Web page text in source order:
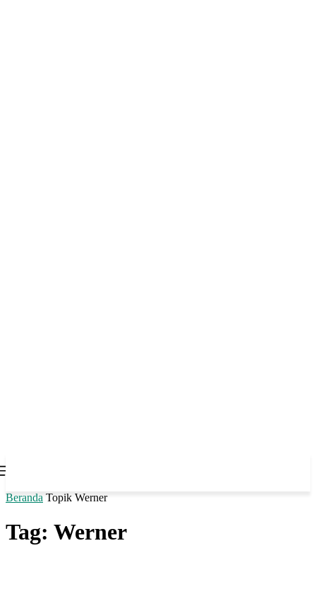
Beranda Topik Werner
Tag: Werner